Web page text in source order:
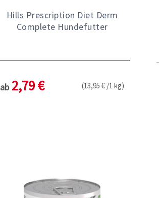
Hills Prescription Diet Derm
Complete Hundefutter
ab 2,79 € (13,95 € /1 kg)